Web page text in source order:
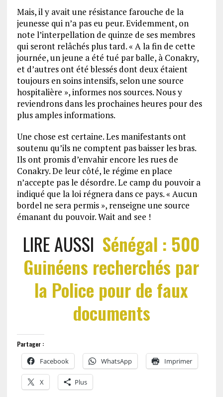
Mais, il y avait une résistance farouche de la
jeunesse qui n’a pas eu peur. Evidemment, on
note l’interpellation de quinze de ses membres
qui seront relâchés plus tard. « A la fin de cette
journée, un jeune a été tué par balle, à Conakry,
et d’autres ont été blessés dont deux étaient
toujours en soins intensifs, selon une source
hospitalière », informes nos sources. Nous y
reviendrons dans les prochaines heures pour des
plus amples informations.
Une chose est certaine. Les manifestants ont
soutenu qu’ils ne comptent pas baisser les bras.
Ils ont promis d’envahir encore les rues de
Conakry. De leur côté, le régime en place
n’accepte pas le désordre. Le camp du pouvoir a
indiqué que la loi régnera dans ce pays. « Aucun
bordel ne sera permis », renseigne une source
émanant du pouvoir. Wait and see !
LIRE AUSSI Sénégal : 500
Guinéens recherchés par
la Police pour de faux
documents
Partager :
Facebook WhatsApp Imprimer
X Plus